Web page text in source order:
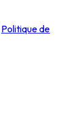
Politique de